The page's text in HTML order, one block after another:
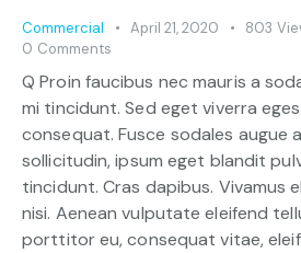
Commercial April 21, 2020 803
0 Comments
Q Proin faucibus nec mauris a
mi tincidunt. Sed eget viverra
consequat. Fusce sodales augue
sollicitudin, ipsum eget blandit
tincidunt. Cras dapibus. Vivamus
nisi. Aenean vulputate eleifend
porttitor eu, consequat vitae,